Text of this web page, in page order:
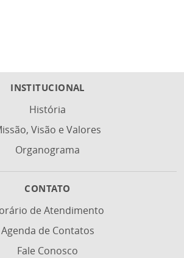
INSTITUCIONAL
História
Visão e Valores
Organograma
CONTATO
de Atendimento
Agenda de Contatos
Fale Conosco